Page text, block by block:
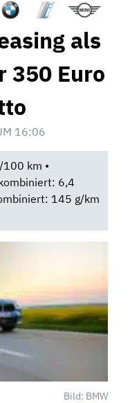
als
350 Euro
16:06
km •
6,4
145 g/km
Bild: BMW